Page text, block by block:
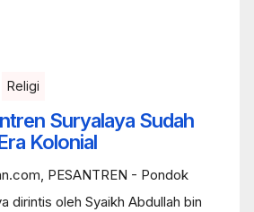
Religi
Suryalaya Sudah
Kolonial
PESANTREN - Pondok
dirintis oleh Syaikh Abdullah bin